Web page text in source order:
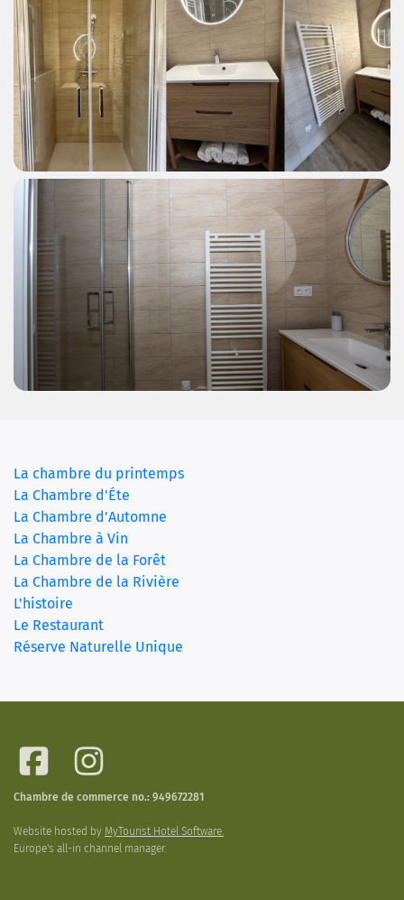
La chambre du printemps(current)
La Chambre d'Éte
La Chambre d'Automne
La Chambre à Vin
La Chambre de la Forêt
La Chambre de la Rivière
L'histoire
Le Restaurant
Réserve Naturelle Unique
Chambre de commerce no.: 949672281
Website hosted by MyTourist Hotel Software.
Europe's all-in channel manager.